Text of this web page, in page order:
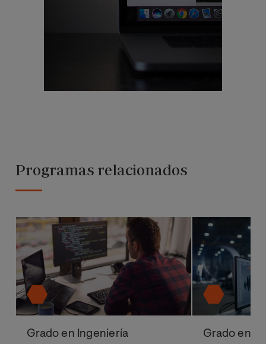
Programas relacionados
Grado en Ingeniería
Grado en